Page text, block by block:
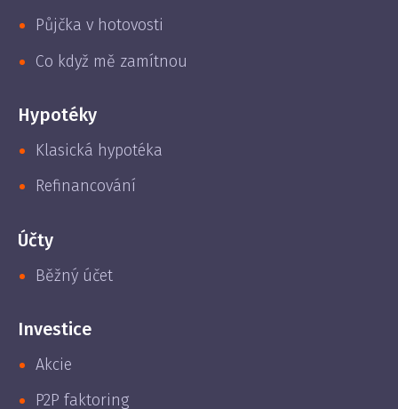
Půjčka v hotovosti
Co když mě zamítnou
Hypotéky
Klasická hypotéka
Refinancování
Účty
Běžný účet
Investice
Akcie
P2P faktoring